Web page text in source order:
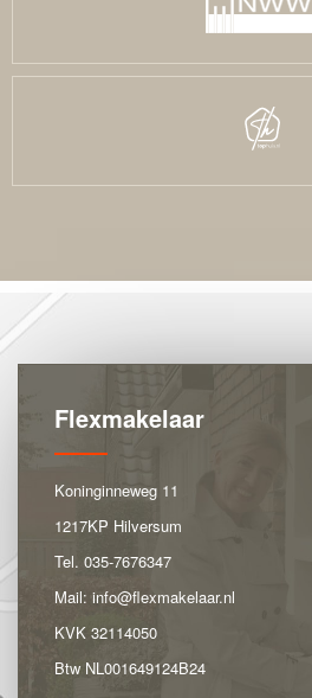
Flexmakelaar
Koninginneweg 11
1217KP Hilversum
Tel. 035-7676347
Mail: info@flexmakelaar.nl
KVK 32114050
Btw NL001649124B24